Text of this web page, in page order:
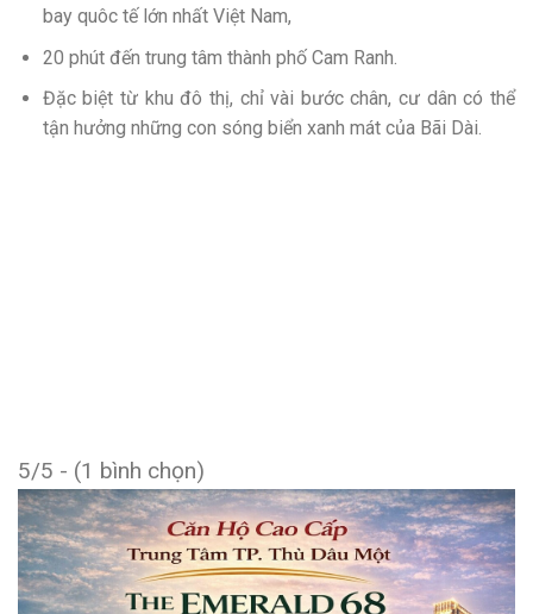
bay quôc tế lớn nhất Việt Nam,
20 phút đến trung tâm thành phố Cam Ranh.
Đặc biệt từ khu đô thị, chỉ vài bước chân, cư dân có thể
tận hưởng những con sóng biển xanh mát của Bãi Dài.
5/5 - (1 bình chọn)